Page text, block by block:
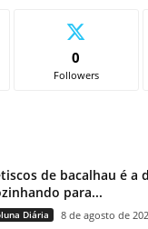
0
Followers
de bacalhau é a
para...
Diária 8 de agosto de